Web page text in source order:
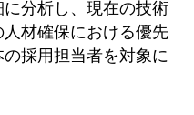
分析し、現在の技術
材確保における優先
採用担当者を対象に